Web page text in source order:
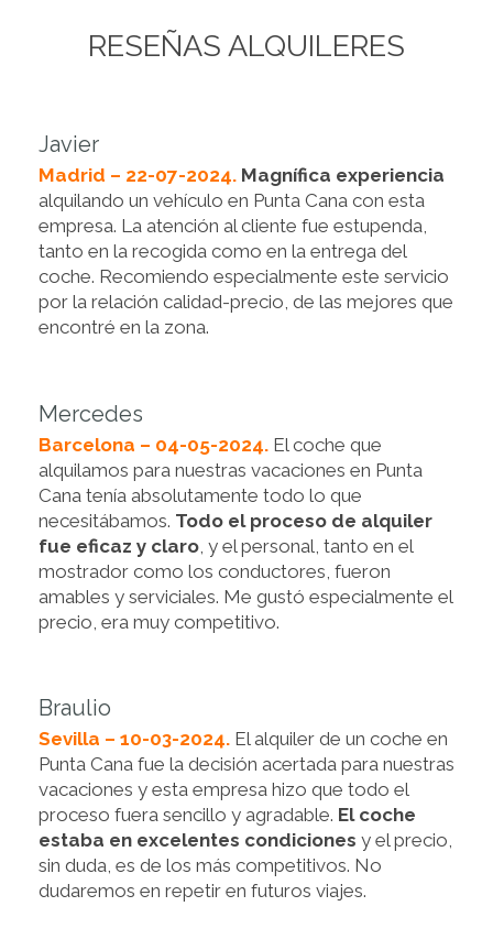
RESEÑAS ALQUILERES
Javier
Madrid – 22-07-2024. Magnífica experiencia
alquilando un vehículo en Punta Cana con esta
empresa. La atención al cliente fue estupenda,
tanto en la recogida como en la entrega del
coche. Recomiendo especialmente este servicio
por la relación calidad-precio, de las mejores que
encontré en la zona.
Mercedes
Barcelona – 04-05-2024. El coche que
alquilamos para nuestras vacaciones en Punta
Cana tenía absolutamente todo lo que
necesitábamos. Todo el proceso de alquiler
fue eficaz y claro , y el personal, tanto en el
mostrador como los conductores, fueron
amables y serviciales. Me gustó especialmente el
precio, era muy competitivo.
Braulio
Sevilla – 10-03-2024. El alquiler de un coche en
Punta Cana fue la decisión acertada para nuestras
vacaciones y esta empresa hizo que todo el
proceso fuera sencillo y agradable. El coche
estaba en excelentes condiciones y el precio,
sin duda, es de los más competitivos. No
dudaremos en repetir en futuros viajes.